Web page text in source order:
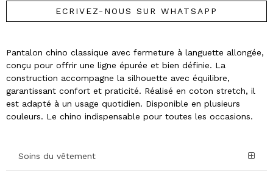
ECRIVEZ-NOUS SUR WHATSAPP
Pantalon chino classique avec fermeture à languette allongée,
conçu pour offrir une ligne épurée et bien définie. La
construction accompagne la silhouette avec équilibre,
garantissant confort et praticité. Réalisé en coton stretch, il
est adapté à un usage quotidien. Disponible en plusieurs
couleurs. Le chino indispensable pour toutes les occasions.
Soins du vêtement